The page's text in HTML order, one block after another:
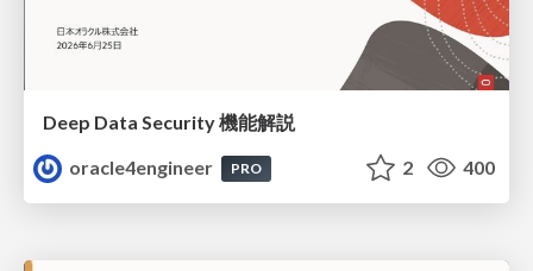
Deep Data Security 機能解説
oracle4engineer
PRO 2 400